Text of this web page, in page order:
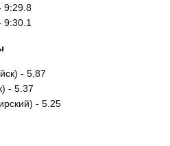
9:29.8
9:30.1
- 5,87
- 5.37
- 5.25